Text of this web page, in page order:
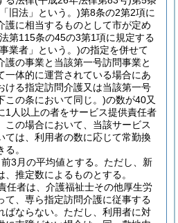
旧法」という。)第8条の2第2項に
護に相当するものとして市が定め
第115条の45の3第1項に規定する
業者」という。)の指定を併せて
護の事業と当該第一号訪問事業と
一体的に運営されている場合にあ
ける指定訪問介護又は当該第一号
この条において同じ。)の数が40又
1人以上の者をサービス提供責任者
この場合において、当該サービス
ては、利用者の数に応じて常勤換
。
3月の平均値とする。 ただし、新
推定数によるものとする。
任者は、介護福祉士その他厚生労
て、専ら指定訪問介護に従事する
ならない。 ただし、利用者に対